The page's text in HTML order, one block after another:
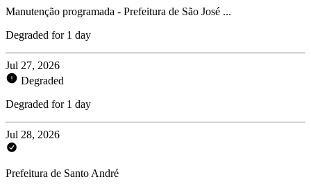
Manutenção programada - Prefeitura de São José ...
Degraded for 1 day
Jul 27, 2026
Degraded
Degraded for 1 day
Jul 28, 2026
Prefeitura de Santo André